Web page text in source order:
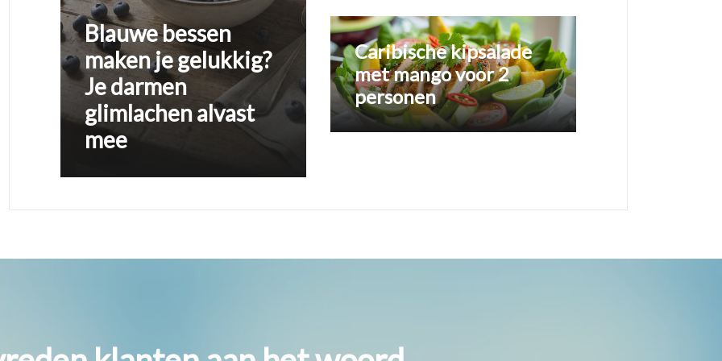
Blauwe bessen
maken je gelukkig?
Je darmen
glimlachen alvast
mee
Caribische kipsalade
met mango voor 2
personen